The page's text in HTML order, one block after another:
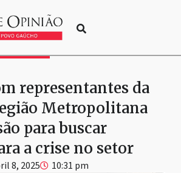
representantes da
Metropolitana
para buscar
a crise no setor
8, 2025 10:31 pm